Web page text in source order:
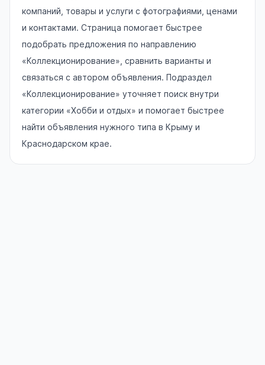
компаний, товары и услуги с фотографиями, ценами
и контактами. Страница помогает быстрее
подобрать предложения по направлению
«Коллекционирование», сравнить варианты и
связаться с автором объявления. Подраздел
«Коллекционирование» уточняет поиск внутри
категории «Хобби и отдых» и помогает быстрее
найти объявления нужного типа в Крыму и
Краснодарском крае.